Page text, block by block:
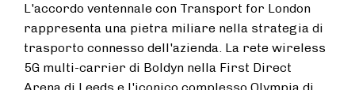
L'accordo ventennale con Transport for London
rappresenta una pietra miliare nella strategia di
trasporto connesso dell'azienda. La rete wireless
5G multi-carrier di Boldyn nella First Direct